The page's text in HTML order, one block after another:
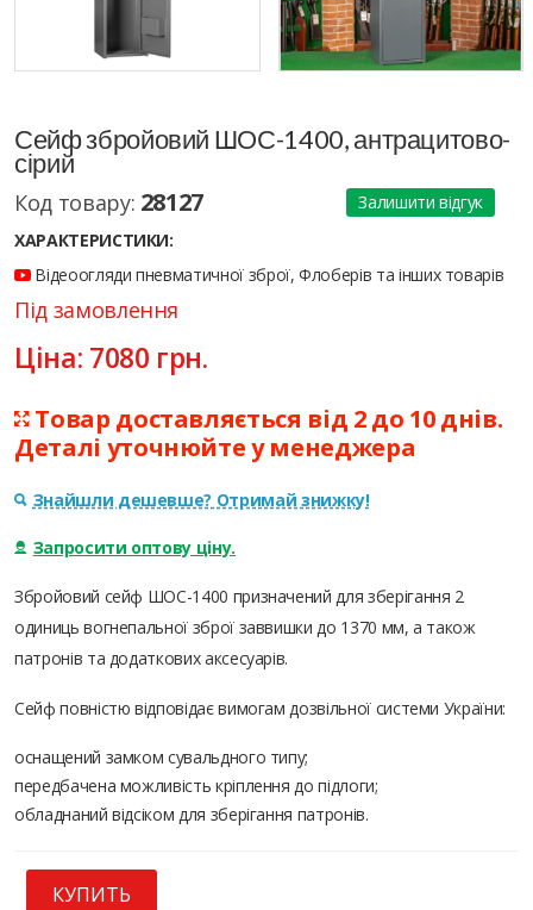
Сейф збройовий ШОС-1400, антрацитово-
сірий
Код товару: 28127
Залишити відгук
ХАРАКТЕРИСТИКИ:
Відеоогляди пневматичної зброї, Флоберів та інших товарів
Під замовлення
Ціна: 7080 грн.
Товар доставляється від 2 до 10 днів.
Деталі уточнюйте у менеджера
Знайшли дешевше? Отримай знижку!
Запросити оптову ціну.
Збройовий сейф ШОС-1400 призначений для зберігання 2
одиниць вогнепальної зброї заввишки до 1370 мм, а також
патронів та додаткових аксесуарів.
Сейф повністю відповідає вимогам дозвільної системи України:
оснащений замком сувальдного типу;
передбачена можливість кріплення до підлоги;
обладнаний відсіком для зберігання патронів.
КУПИТЬ